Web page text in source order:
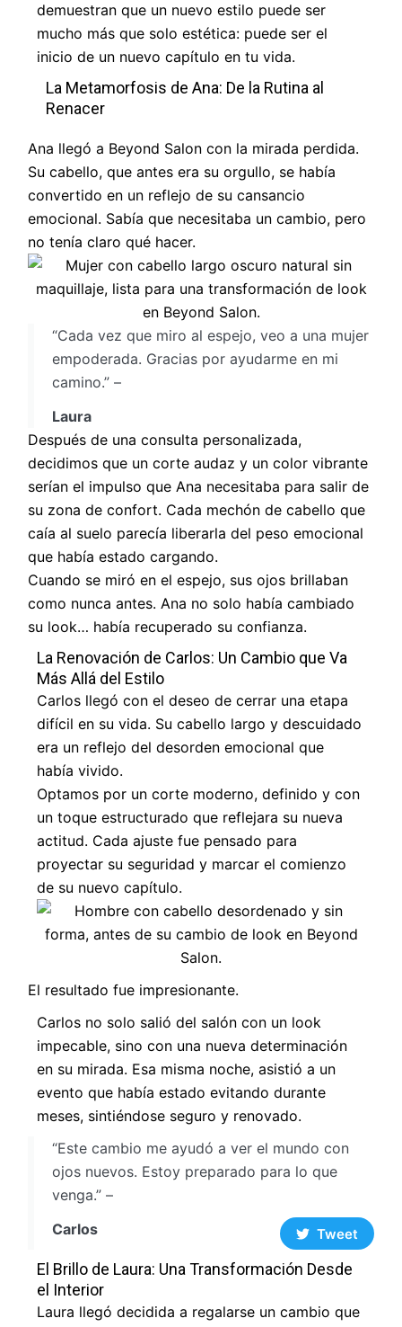
demuestran que un nuevo estilo puede ser
mucho más que solo estética: puede ser el
inicio de un nuevo capítulo en tu vida.
La Metamorfosis de Ana: De la Rutina al
Renacer
Ana llegó a Beyond Salon con la mirada perdida.
Su cabello, que antes era su orgullo, se había
convertido en un reflejo de su cansancio
emocional. Sabía que necesitaba un cambio, pero
no tenía claro qué hacer.
“Cada vez que miro al espejo, veo a una mujer
empoderada. Gracias por ayudarme en mi
camino.” –
Laura
Después de una consulta personalizada,
decidimos que un corte audaz y un color vibrante
serían el impulso que Ana necesitaba para salir de
su zona de confort. Cada mechón de cabello que
caía al suelo parecía liberarla del peso emocional
que había estado cargando.
Cuando se miró en el espejo, sus ojos brillaban
como nunca antes. Ana no solo había cambiado
su look… había recuperado su confianza.
La Renovación de Carlos: Un Cambio que Va
Más Allá del Estilo
Carlos llegó con el deseo de cerrar una etapa
difícil en su vida. Su cabello largo y descuidado
era un reflejo del desorden emocional que
había vivido.
Optamos por un corte moderno, definido y con
un toque estructurado que reflejara su nueva
actitud. Cada ajuste fue pensado para
proyectar su seguridad y marcar el comienzo
de su nuevo capítulo.
El resultado fue impresionante.
Carlos no solo salió del salón con un look
impecable, sino con una nueva determinación
en su mirada. Esa misma noche, asistió a un
evento que había estado evitando durante
meses, sintiéndose seguro y renovado.
“Este cambio me ayudó a ver el mundo con
ojos nuevos. Estoy preparado para lo que
venga.” –
Carlos
Tweet
El Brillo de Laura: Una Transformación Desde
el Interior
Laura llegó decidida a regalarse un cambio que